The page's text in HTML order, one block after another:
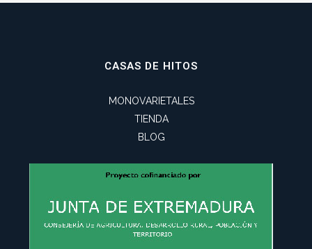
CASAS DE HITOS
MONOVARIETALES
TIENDA
BLOG